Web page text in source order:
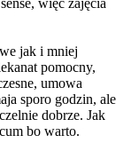
jak i mniej
pomocny,
umowa
sporo godzin, ale
dobrze. Jak
bo warto.